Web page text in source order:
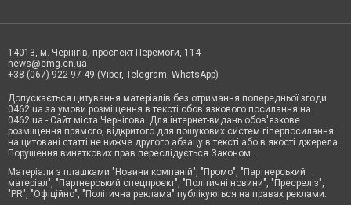
14013, м. Чернігів, проспект Перемоги, 114
news@cmg.cn.ua
+38 (067) 922-97-49 (Viber, Telegram, WhatsApp)
Допускається цитування матеріалів без отримання попередньої згоди
0462.ua за умови розміщення в тексті обов'язкового посилання на
0462.ua - Сайт міста Чернігова. Для інтернет-видань обов'язкове
розміщення прямого, відкритого для пошукових систем гіперпосилання
на цитовані статті не нижче другого абзацу в тексті або в якості джерела.
Порушення виняткових прав переслідується Законом.
Матеріали з плашками "Новини компаній", "Промо", "Партнерський
матеріал", "Партнерський спецпроєкт", "Політичні новини", "Пресреліз",
"PR", "Офіційно", "Політична реклама" публікуються на правах реклами.